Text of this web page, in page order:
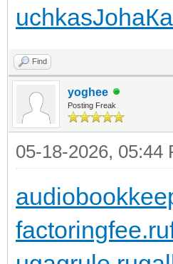
uchkasJoha
Find
yoghee
Posting Freak
05-18-2026, 05:44
factoringfee.ru